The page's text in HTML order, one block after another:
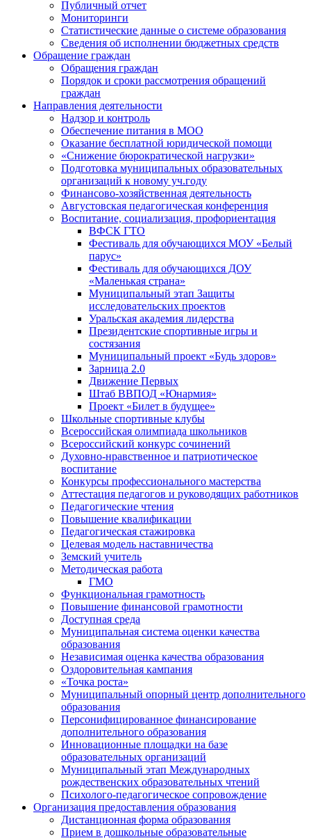
Публичный отчет
Мониторинги
Статистические данные о системе образования
Сведения об исполнении бюджетных средств
Обращение граждан
Обращения граждан
Порядок и сроки рассмотрения обращений
граждан
Направления деятельности
Надзор и контроль
Обеспечение питания в МОО
Оказание бесплатной юридической помощи
«Снижение бюрократической нагрузки»
Подготовка муниципальных образовательных
организаций к новому уч.году
Финансово-хозяйственная деятельность
Августовская педагогическая конференция
Воспитание, социализация, профориентация
ВФСК ГТО
Фестиваль для обучающихся МОУ «Белый
парус»
Фестиваль для обучающихся ДОУ
«Маленькая страна»
Муниципальный этап Защиты
исследовательских проектов
Уральская академия лидерства
Президентские спортивные игры и
состязания
Муниципальный проект «Будь здоров»
Зарница 2.0
Движение Первых
Штаб ВВПОД «Юнармия»
Проект «Билет в будущее»
Школьные спортивные клубы
Всероссийская олимпиада школьников
Всероссийский конкурс сочинений
Духовно-нравственное и патриотическое
воспитание
Конкурсы профессионального мастерства
Аттестация педагогов и руководящих работников
Педагогические чтения
Повышение квалификации
Педагогическая стажировка
Целевая модель наставничества
Земский учитель
Методическая работа
ГМО
Функциональная грамотность
Повышение финансовой грамотности
Доступная среда
Муниципальная система оценки качества
образования
Независимая оценка качества образования
Оздоровительная кампания
«Точка роста»
Муниципальный опорный центр дополнительного
образования
Персонифицированное финансирование
дополнительного образования
Инновационные площадки на базе
образовательных организаций
Муниципальный этап Международных
рождественских образовательных чтений
Психолого-педагогическое сопровождение
Организация предоставления образования
Дистанционная форма образования
Прием в дошкольные образовательные